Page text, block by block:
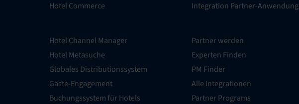
Hotel Commerce
Hotel Channel Manager
Hotel Metasuche
Globales Distributionssystem
Gäste-Engagement
Buchungssystem für Hotels
Integration Partner-Anwendung
Partner werden
Experten Finden
PM Finder
Alle Integrationen
Partner Programs